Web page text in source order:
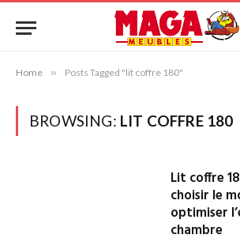
Home » Posts Tagged "lit coffre 180"
BROWSING: LIT COFFRE 180
Lit coffre
choisir le
optimiser
chambre